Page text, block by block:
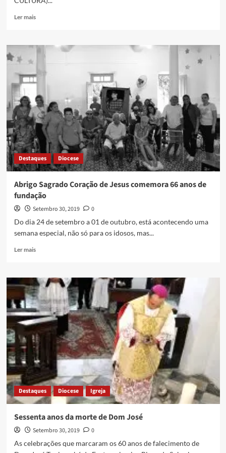
Ler mais
Destaques Diocese
Abrigo Sagrado Coração de Jesus comemora 66 anos de
fundação
Setembro 30, 2019
0
Do dia 24 de setembro a 01 de outubro, está acontecendo uma
semana especial, não só para os idosos, mas...
Ler mais
Destaques Diocese Igreja
Sessenta anos da morte de Dom José
Setembro 30, 2019
0
As celebrações que marcaram os 60 anos de falecimento de